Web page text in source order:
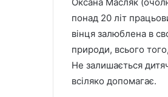
понад 20 літ
вінця залюблена в
природи, всього
Не залишається
всіляко допомагає.